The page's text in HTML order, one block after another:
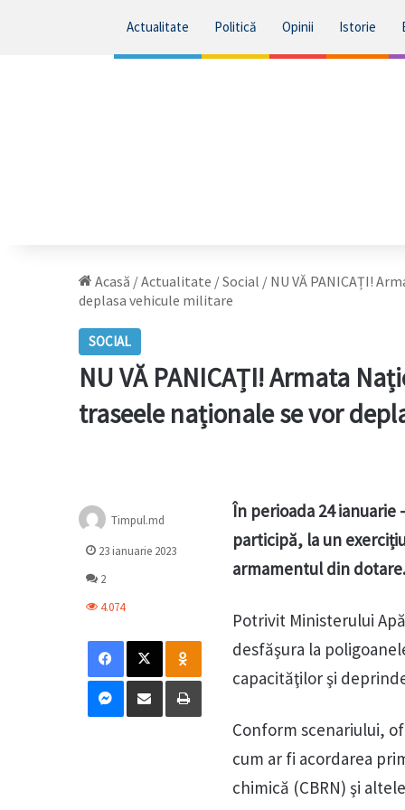
Actualitate Politică Opinii Istorie
Acasă /Actualitate /Social / NU VĂ PANICAȚI!
deplasa vehicule militare
SOCIAL
NU VĂ PANICAȚI! Armata
traseele naționale se vor
În perioada 24 ianuarie
participă, la un
armamentul din dotare.
Potrivit Ministerului
desfăşura la
capacităţilor şi
Conform scenariului,
cum ar fi acordarea
chimică (CBRN) şi
Timpul.md
23 ianuarie 2023
2
4.074
Facebook
X Odnoklassniki
Messenger
Distribuie prin mail Tipărește